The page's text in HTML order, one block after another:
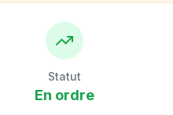
Statut
En ordre